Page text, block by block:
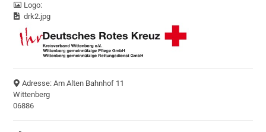
Logo:
drk2.jpg
Adresse: Am Alten Bahnhof 11
Wittenberg
06886